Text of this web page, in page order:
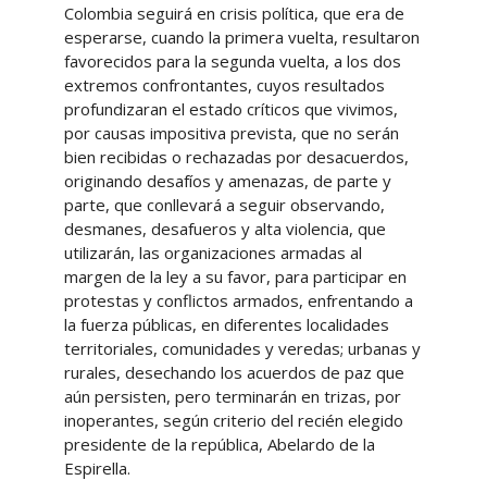
Colombia seguirá en crisis política, que era de
esperarse, cuando la primera vuelta, resultaron
favorecidos para la segunda vuelta, a los dos
extremos confrontantes, cuyos resultados
profundizaran el estado críticos que vivimos,
por causas impositiva prevista, que no serán
bien recibidas o rechazadas por desacuerdos,
originando desafíos y amenazas, de parte y
parte, que conllevará a seguir observando,
desmanes, desafueros y alta violencia, que
utilizarán, las organizaciones armadas al
margen de la ley a su favor, para participar en
protestas y conflictos armados, enfrentando a
la fuerza públicas, en diferentes localidades
territoriales, comunidades y veredas; urbanas y
rurales, desechando los acuerdos de paz que
aún persisten, pero terminarán en trizas, por
inoperantes, según criterio del recién elegido
presidente de la república, Abelardo de la
Espirella.